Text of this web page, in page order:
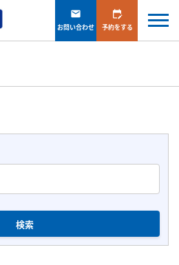
mail
お問い合わせ
edit_calendar
予約をする
検索